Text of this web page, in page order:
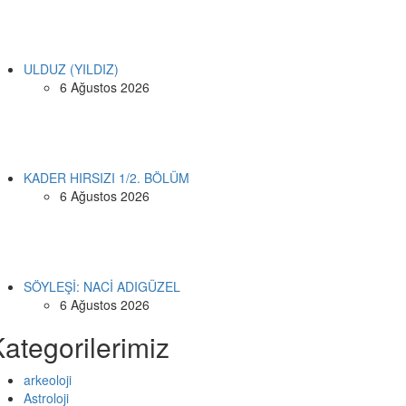
ULDUZ (YILDIZ)
6 Ağustos 2026
KADER HIRSIZI 1/2. BÖLÜM
6 Ağustos 2026
SÖYLEŞİ: NACİ ADIGÜZEL
6 Ağustos 2026
arkeoloji
Astroloji